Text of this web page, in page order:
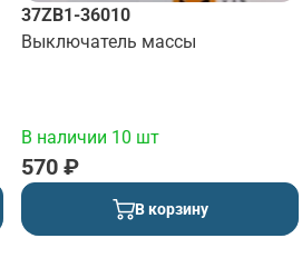
37ZB1-36010
Выключатель массы
В наличии 10 шт
570 ₽
В корзину